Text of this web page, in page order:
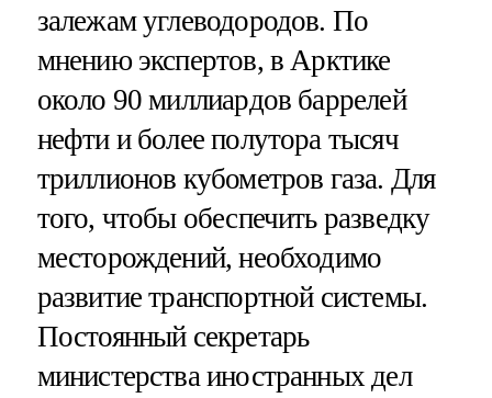
залежам углеводородов. По
мнению экспертов, в Арктике
около 90 миллиардов баррелей
нефти и более полутора тысяч
триллионов кубометров газа. Для
того, чтобы обеспечить разведку
месторождений, необходимо
развитие транспортной системы.
Постоянный секретарь
министерства иностранных дел